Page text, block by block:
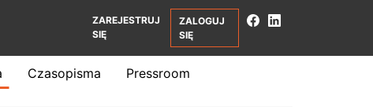
ZAREJESTRUJ
SIĘ
ZALOGUJ
SIĘ
Czasopisma Pressroom